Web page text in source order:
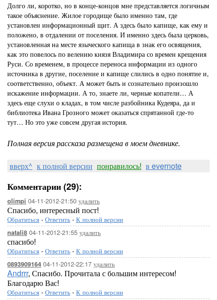
Долго ли, коротко, но в конце-концов мне представляется логичным
такое объяснение. Жилое городище было именно там, где
установлен информационный щит. А здесь было капище, как ему и
положено, в отдалении от поселения. И именно здесь была церковь,
установленная на месте языческого капища в знак его освящения,
как это повелось по велению князя Владимира со времен крещения
Руси. Со временем, в процессе переноса информации из одного
источника в другие, поселение и капище слились в одно понятие и,
соответственно, объект. А может быть и сознательно произошло
искажение информации. А то, знаете ли, черные копатели… А
здесь еще слухи о кладах, в том числе разбойника Кудеяра, да и
библиотека Ивана Грозного может оказаться спрятанной где-то
тут… Но это уже совсем другая история.
Полная версия рассказа размещена в моем дневнике.
вверх^ к полной версии понравилось! в evernote
Комментарии (29):
olimpi 04-11-2012-21:50 удалить
Спасибо, интересный пост!
Обратиться - Ответить - К полной версии
natali8 04-11-2012-21:55 удалить
спасибо!
Обратиться - Ответить - К полной версии
0893909164 04-11-2012-22:17 удалить
Andrrr, Спасибо. Прочитала с большим интересом!
Благодарю Вас!
Обратиться - Ответить - К полной версии